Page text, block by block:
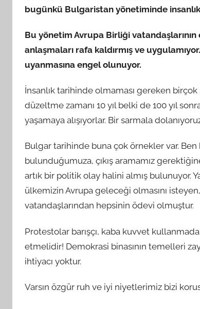
bugünkü Bulgaristan yönetiminde insanlık
Bu yönetim Avrupa Birliği vatandaşlarının
anlaşmaları rafa kaldırmış ve
uyanmasına engel olunuyor.
İnsanlık tarihinde olmaması gereken birçok
düzeltme zamanı 10 yıl belki de 100 yıl
yaşamaya alışıyorlar. Bir sarmala
Bulgar tarihinde buna çok örnekler var.
bulunduğumuza, çıkış aramamız
artık bir politik olay halini almış bulunuyor.
ülkemizin Avrupa geleceği olmasını
vatandaşlarından hepsinin ödevi olmuştur.
Protestolar barışçı, kaba kuvvet
etmelidir! Demokrasi binasının temelleri
ihtiyacı yoktur.
Varsın özgür ruh ve iyi niyetlerimiz bizi